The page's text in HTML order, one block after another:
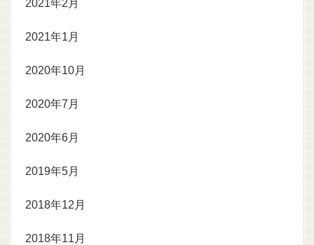
2021年2月
2021年1月
2020年10月
2020年7月
2020年6月
2019年5月
2018年12月
2018年11月